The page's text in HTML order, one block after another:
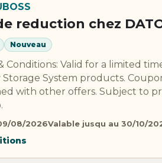
reduction chez
Nouveau
Conditions: Valid for a limited
Storage System products.
with other offers. Subject to
08/2026Valable jusqu au 30/10/